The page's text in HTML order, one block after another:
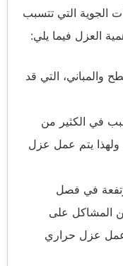
الجوية التي تتسبب
العزل فيما يلي:
والمباني، التي قد
في الكثير من
ولهذا يتم عمل عزل
في فصل
المشاكل على
عمل عزل حراري